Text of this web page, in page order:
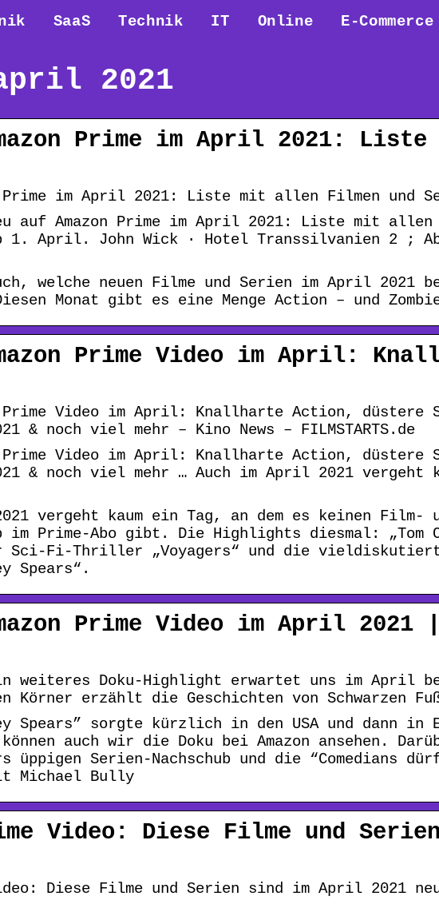
SaaS Technik IT Online E-Commerce
2021
Prime im April 2021:
Prime im April 2021: Liste mit allen Filmen und
auf Amazon Prime im April 2021: Liste mit allen
1. April. John Wick · Hotel Transsilvanien 2 ;
welche neuen Filme und Serien im April 2021
Monat gibt es eine Menge Action – und
Prime Video im April:
Prime Video im April: Knallharte Action, düstere
& noch viel mehr – Kino News – FILMSTARTS.de
Prime Video im April: Knallharte Action, düstere
& noch viel mehr … Auch im April 2021 vergeht
vergeht kaum ein Tag, an dem es keinen Film-
im Prime-Abo gibt. Die Highlights diesmal: „Tom
Sci-Fi-Thriller „Voyagers“ und die
Spears“.
Prime Video im April 2021
weiteres Doku-Highlight erwartet uns im April
Körner erzählt die Geschichten von Schwarzen
Spears” sorgte kürzlich in den USA und dann in
auch wir die Doku bei Amazon ansehen.
üppigen Serien-Nachschub und die “Comedians
Michael Bully
Video: Diese Filme und
Diese Filme und Serien sind im April 2021